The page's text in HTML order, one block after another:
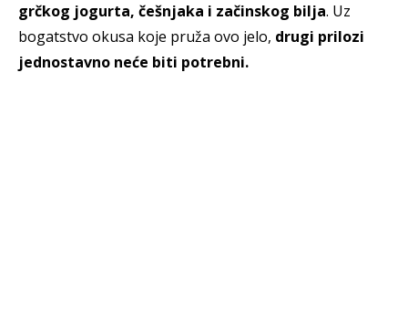
grčkog jogurta, češnjaka i začinskog bilja. Uz
bogatstvo okusa koje pruža ovo jelo, drugi prilozi
jednostavno neće biti potrebni.